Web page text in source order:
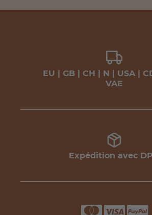
EU | GB | CH | N | USA |
VAE
Expédition avec